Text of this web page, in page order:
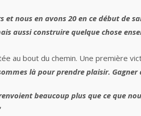
nous en avons 20 en ce début de
aussi construire quelque chose
au bout du chemin. Une première
là pour prendre plaisir.
beaucoup plus que ce que